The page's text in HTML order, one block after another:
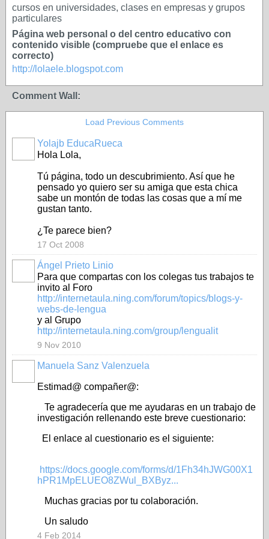
cursos en universidades, clases en empresas y grupos
particulares
Página web personal o del centro educativo con
contenido visible (compruebe que el enlace es
correcto)
http://lolaele.blogspot.com
Comment Wall:
Load Previous Comments
Yolajb EducaRueca
Hola Lola,
Tú página, todo un descubrimiento. Así que he
pensado yo quiero ser su amiga que esta chica
sabe un montón de todas las cosas que a mí me
gustan tanto.
¿Te parece bien?
17 Oct 2008
Ángel Prieto Linio
Para que compartas con los colegas tus trabajos te
invito al Foro
http://internetaula.ning.com/forum/topics/blogs-y-
webs-de-lengua
y al Grupo
http://internetaula.ning.com/group/lengualit
9 Nov 2010
Manuela Sanz Valenzuela
Estimad@ compañer@:
Te agradecería que me ayudaras en un trabajo de
investigación rellenando este breve cuestionario:
El enlace al cuestionario es el siguiente:
https://docs.google.com/forms/d/1Fh34hJWG00X1
hPR1MpELUEO8ZWul_BXByz...
Muchas gracias por tu colaboración.
Un saludo
4 Feb 2014